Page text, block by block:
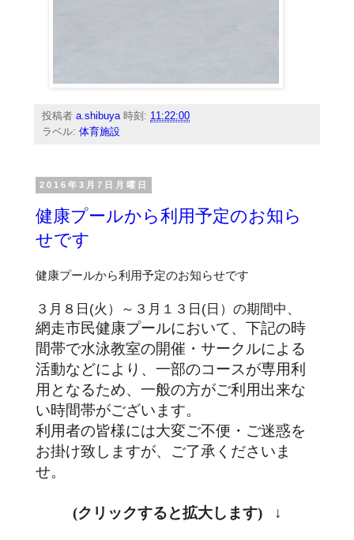
投稿者a.shibuya 時刻: 11:22:00
ラベル:体育施設
2016年3月7日月曜日
健康プールから利用予定のお知ら
せです
健康プールから利用予定のお知らせです
３月８日(火）～３月１３日(日）の期間中、
網走市民健康プールにおいて、下記の時
間帯で水泳教室の開催・サークルによる
活動などにより、一部のコースが専用利
用となるため、一般の方がご利用出来な
い時間帯がございます。
利用者の皆様には大変ご不便・ご迷惑を
お掛け致しますが、ご了承くださいま
せ。
(クリックすると拡大します) ↓